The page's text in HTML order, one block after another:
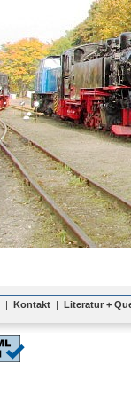
| Kontakt | Literatur +